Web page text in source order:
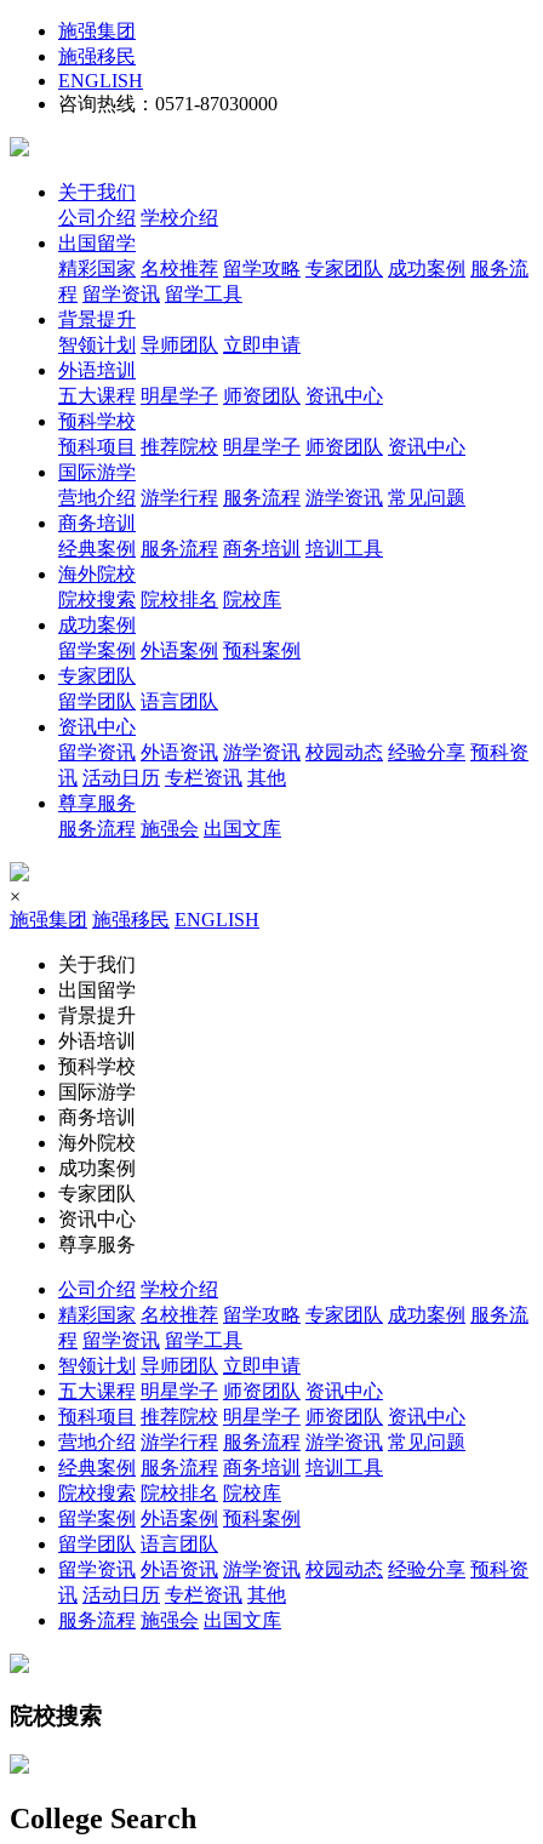
施强集团
施强移民
ENGLISH
咨询热线：0571-87030000
关于我们
公司介绍 学校介绍
出国留学
精彩国家 名校推荐 留学攻略 专家团队 成功案例 服务流
程 留学资讯 留学工具
背景提升
智领计划 导师团队 立即申请
外语培训
五大课程 明星学子 师资团队 资讯中心
预科学校
预科项目 推荐院校 明星学子 师资团队 资讯中心
国际游学
营地介绍 游学行程 服务流程 游学资讯 常见问题
商务培训
经典案例 服务流程 商务培训 培训工具
海外院校
院校搜索 院校排名 院校库
成功案例
留学案例 外语案例 预科案例
专家团队
留学团队 语言团队
资讯中心
留学资讯 外语资讯 游学资讯 校园动态 经验分享 预科资
讯 活动日历 专栏资讯 其他
尊享服务
服务流程 施强会 出国文库
×
施强集团 施强移民 ENGLISH
关于我们
出国留学
背景提升
外语培训
预科学校
国际游学
商务培训
海外院校
成功案例
专家团队
资讯中心
尊享服务
公司介绍 学校介绍
精彩国家 名校推荐 留学攻略 专家团队 成功案例 服务流
程 留学资讯 留学工具
智领计划 导师团队 立即申请
五大课程 明星学子 师资团队 资讯中心
预科项目 推荐院校 明星学子 师资团队 资讯中心
营地介绍 游学行程 服务流程 游学资讯 常见问题
经典案例 服务流程 商务培训 培训工具
院校搜索 院校排名 院校库
留学案例 外语案例 预科案例
留学团队 语言团队
留学资讯 外语资讯 游学资讯 校园动态 经验分享 预科资
讯 活动日历 专栏资讯 其他
服务流程 施强会 出国文库
院校搜索
College Search